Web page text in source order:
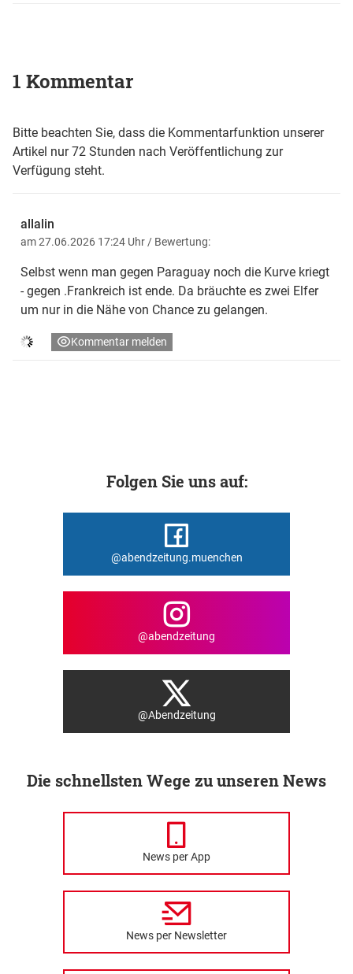
1 Kommentar
Bitte beachten Sie, dass die Kommentarfunktion unserer
Artikel nur 72 Stunden nach Veröffentlichung zur
Verfügung steht.
allalin
am 27.06.2026 17:24 Uhr / Bewertung:
Selbst wenn man gegen Paraguay noch die Kurve kriegt
- gegen .Frankreich ist ende. Da bräuchte es zwei Elfer
um nur in die Nähe von Chance zu gelangen.
Kommentar melden
Folgen Sie uns auf:
@abendzeitung.muenchen
@abendzeitung
@Abendzeitung
Die schnellsten Wege zu unseren News
News per App
News per Newsletter